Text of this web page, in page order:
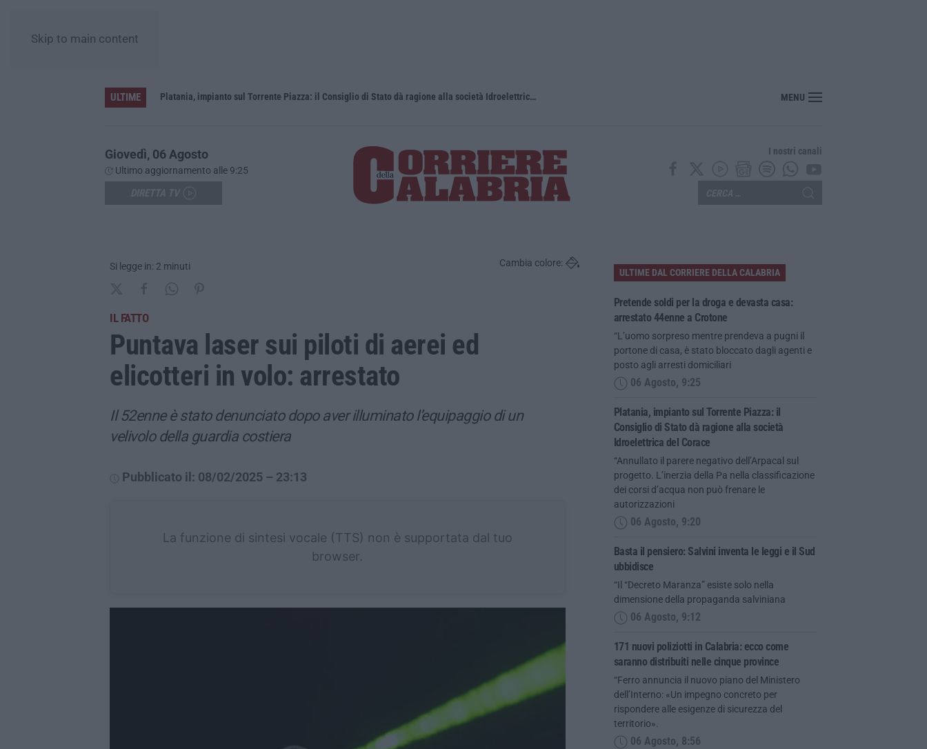
Skip to main content
ULTIME Platania, impianto sul Torrente Piazza: il Consiglio di Stato dà ragione alla società Idroelettrica del Corace Basta il pensiero: Salvini inventa le leggi e il Sud ubbidisce
MENU
Giovedì, 06 Agosto
Ultimo aggiornamento alle 9:25
I nostri canali
Si legge in: 2 minuti Cambia colore:
IL FATTO
Puntava laser sui piloti di aerei ed
elicotteri in volo: arrestato
Il 52enne è stato denunciato dopo aver illuminato l’equipaggio di un
velivolo della guardia costiera
Pubblicato il: 08/02/2025 – 23:13
La funzione di sintesi vocale (TTS) non è supportata dal tuo
browser.
ULTIME DAL CORRIERE DELLA CALABRIA
Pretende soldi per la droga e devasta casa:
arrestato 44enne a Crotone
“L’uomo sorpreso mentre prendeva a pugni il
portone di casa, è stato bloccato dagli agenti e
posto agli arresti domiciliari
06 Agosto, 9:25
Platania, impianto sul Torrente Piazza: il
Consiglio di Stato dà ragione alla società
Idroelettrica del Corace
“Annullato il parere negativo dell’Arpacal sul
progetto. L’inerzia della Pa nella classificazione
dei corsi d’acqua non può frenare le
autorizzazioni
06 Agosto, 9:20
Basta il pensiero: Salvini inventa le leggi e il Sud
ubbidisce
“Il “Decreto Maranza” esiste solo nella
dimensione della propaganda salviniana
06 Agosto, 9:12
171 nuovi poliziotti in Calabria: ecco come
saranno distribuiti nelle cinque province
“Ferro annuncia il nuovo piano del Ministero
dell’Interno: «Un impegno concreto per
rispondere alle esigenze di sicurezza del
territorio».
06 Agosto, 8:56